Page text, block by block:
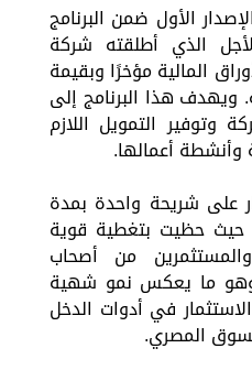
الأول ضمن البرنامج
الذي أطلقته شركة
المالية مؤخرًا وبقيمة
مليار جنيه. ويهدف هذا البرنامج إلى
وتوفير التمويل اللازم
وأنشطة أعمالها.
على شريحة واحدة بمدة
12 شهرًا، حيث حظيت بتغطية قوية
من أصحاب
وهو ما يعكس نمو شهية
في أدوات الدخل
المصري.